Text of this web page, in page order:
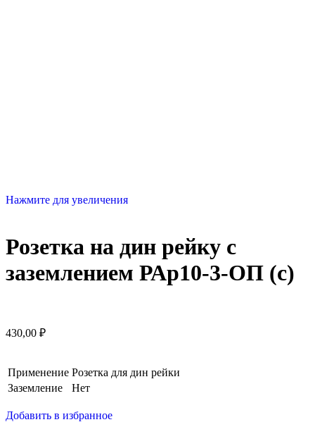
Нажмите для увеличения
Розетка на дин рейку с
заземлением РАр10-3-ОП (с)
430,00 ₽
Применение Розетка для дин рейки
Заземление
Нет
Добавить в избранное